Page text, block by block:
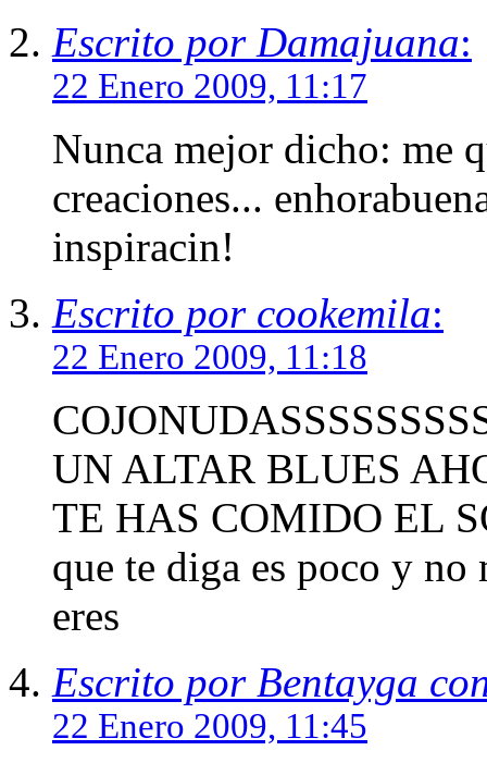
Escrito por Damajuana:
22 Enero 2009, 11:17
Nunca mejor dicho: me
creaciones...
inspiracin!
Escrito por cookemila:
22 Enero 2009, 11:18
UN ALTAR BLUES
TE HAS COMIDO EL
que te diga es poco y no
eres
Escrito por Bentayga
22 Enero 2009, 11:45